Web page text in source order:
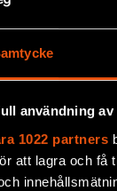
användning
1022 partners
att lagra och få
06-07
om